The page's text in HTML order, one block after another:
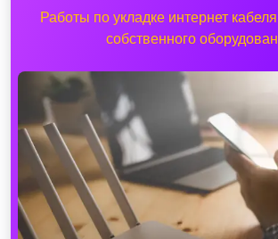
Работы по укладке интернет
собственного